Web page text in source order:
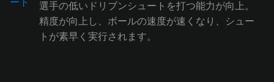
選手の低いドリブンシュートを打つ能力が向上。
精度が向上し、ボールの速度が速くなり、シュー
トが素早く実行されます。